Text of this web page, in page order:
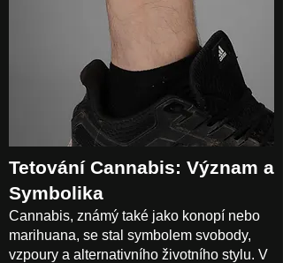
Tetování Cannabis: Význam a
Symbolika
Cannabis, známý také jako konopí nebo
marihuana, se stal symbolem svobody,
vzpoury a alternativního životního stylu. V